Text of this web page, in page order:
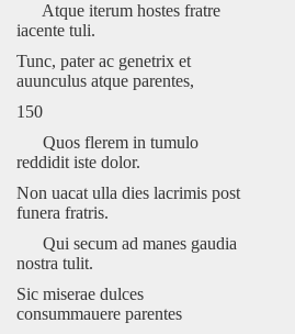
Atque iterum hostes fratre
iacente tuli.
Tunc, pater ac genetrix et
auunculus atque parentes,
150
Quos flerem in tumulo
reddidit iste dolor.
Non uacat ulla dies lacrimis post
funera fratris.
Qui secum ad manes gaudia
nostra tulit.
Sic miserae dulces
consummauere parentes